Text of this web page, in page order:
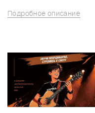
Подробное описание